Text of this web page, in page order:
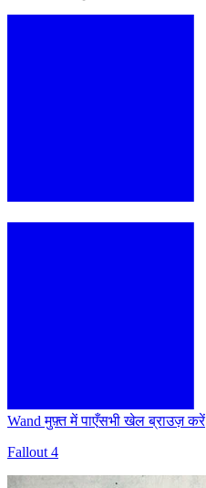
Wand मुफ़्त में पाएँसभी खेल ब्राउज़ करें
Fallout 4